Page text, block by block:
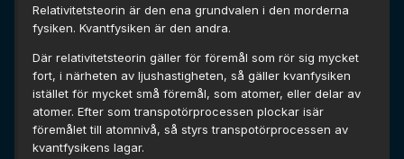
Relativitetsteorin är den ena grundvalen i den morderna
fysiken. Kvantfysiken är den andra.
Där relativitetsteorin gäller för föremål som rör sig mycket
fort, i närheten av ljushastigheten, så gäller kvanfysiken
istället för mycket små föremål, som atomer, eller delar av
atomer. Efter som transpotörprocessen plockar isär
föremålet till atomnivå, så styrs transpotörprocessen av
kvantfysikens lagar.